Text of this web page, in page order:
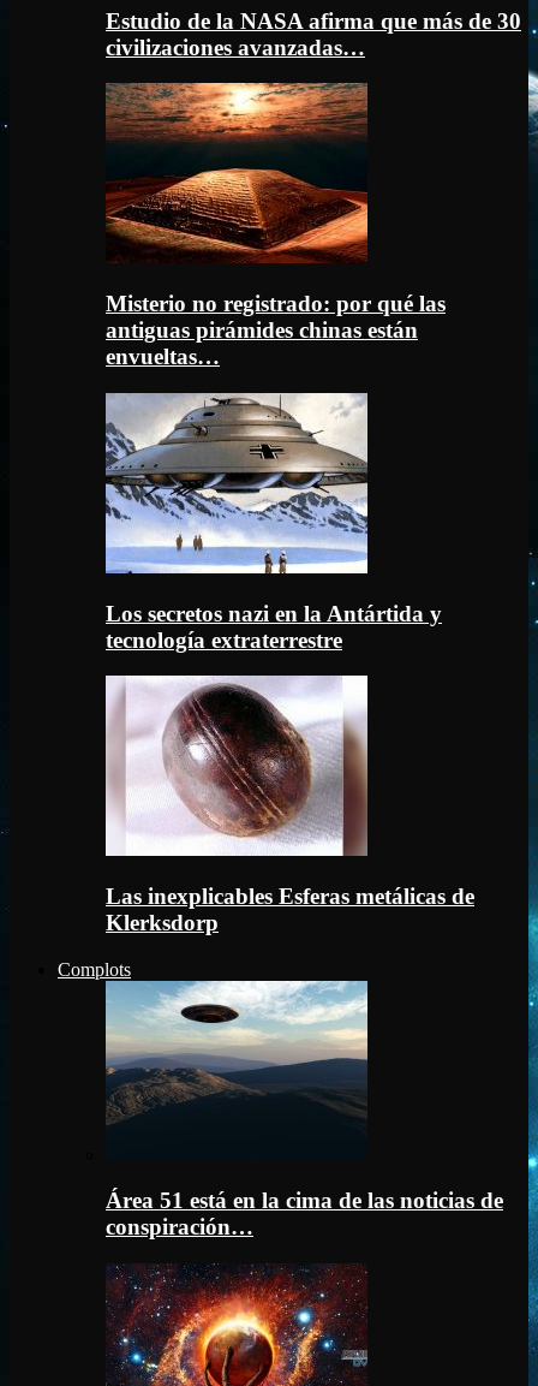
Estudio de la NASA afirma que más de 30
civilizaciones avanzadas…
Misterio no registrado: por qué las
antiguas pirámides chinas están
envueltas…
Los secretos nazi en la Antártida y
tecnología extraterrestre
Las inexplicables Esferas metálicas de
Klerksdorp
Complots
Área 51 está en la cima de las noticias de
conspiración…